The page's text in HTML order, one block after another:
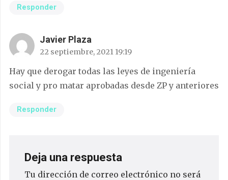
Responder
Javier Plaza
22 septiembre, 2021 19:19
Hay que derogar todas las leyes de ingeniería
social y pro matar aprobadas desde ZP y anteriores
Responder
Deja una respuesta
Tu dirección de correo electrónico no será